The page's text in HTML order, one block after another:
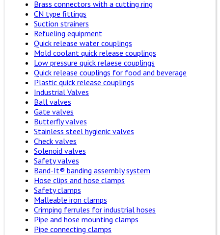
Brass connectors with a cutting ring
CN type fittings
Suction strainers
Refueling equipment
Quick release water couplings
Mold coolant quick release couplings
Low pressure quick relaese couplings
Quick release couplings for food and beverage
Plastic quick release couplings
Industrial Valves
Ball valves
Gate valves
Butterfly valves
Stainless steel hygienic valves
Check valves
Solenoid valves
Safety valves
Band-It® banding assembly system
Hose clips and hose clamps
Safety clamps
Malleable iron clamps
Crimping ferrules for industrial hoses
Pipe and hose mounting clamps
Pipe connecting clamps